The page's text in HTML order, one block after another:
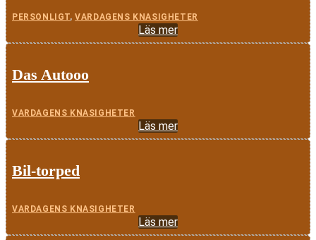
PERSONLIGT,VARDAGENS KNASIGHETER
Läs mer
Das Autooo
VARDAGENS KNASIGHETER
Läs mer
Bil-torped
VARDAGENS KNASIGHETER
Läs mer